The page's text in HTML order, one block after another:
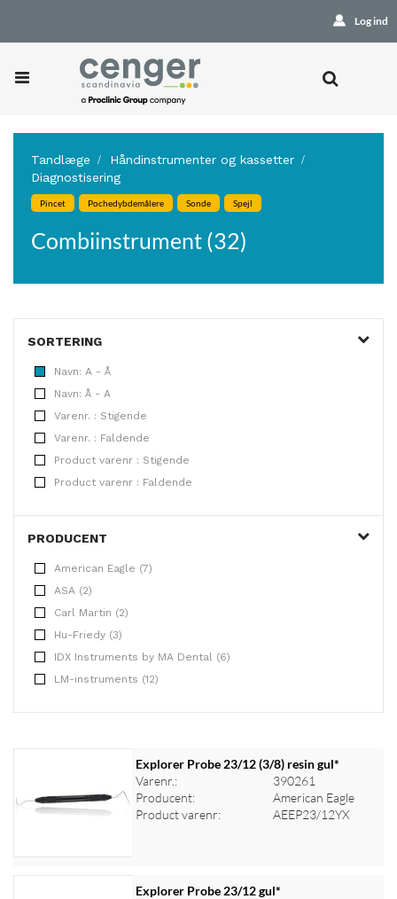
Log ind
Tandlæge
Håndinstrumenter og kassetter
Diagnostisering
Pincet Pochedybdemålere Sonde Spejl
Combiinstrument (32)
SORTERING
Navn: A - Å
Navn: Å - A
Varenr. : Stigende
Varenr. : Faldende
Product varenr : Stigende
Product varenr : Faldende
PRODUCENT
American Eagle (7)
ASA (2)
Carl Martin (2)
Hu-Friedy (3)
IDX Instruments by MA Dental (6)
LM-instruments (12)
Explorer Probe 23/12 (3/8) resin gul*
Varenr.:
390261
Producent:
American Eagle
Product varenr:
AEEP23/12YX
Explorer Probe 23/12 gul*